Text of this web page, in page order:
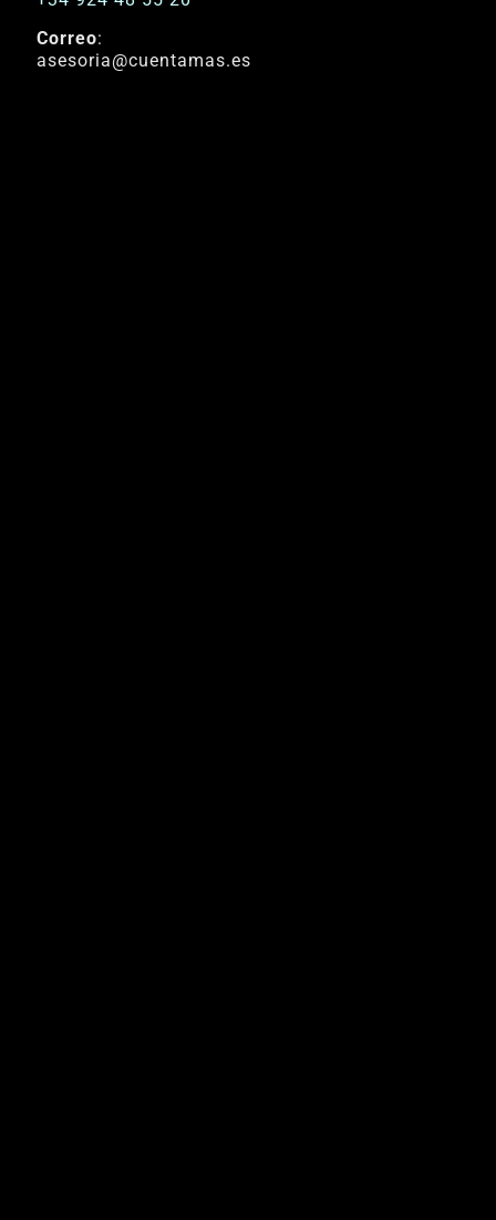
Correo:
asesoria@cuentamas.es